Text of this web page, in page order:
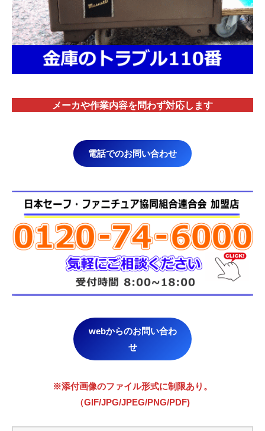
メーカや作業内容を問わず対応します
電話でのお問い合わせ
webからのお問い合わ
せ
※添付画像のファイル形式に制限あり。
（GIF/JPG/JPEG/PNG/PDF)